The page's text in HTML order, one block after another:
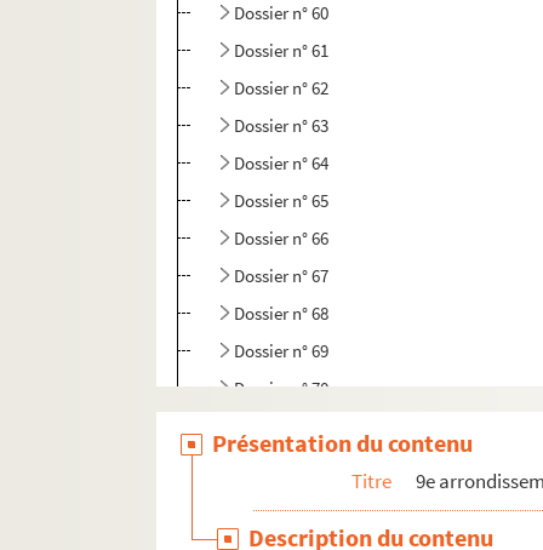
Dossier n° 60
Dossier n° 61
Dossier n° 62
Dossier n° 63
Dossier n° 64
Dossier n° 65
Dossier n° 66
Dossier n° 67
Dossier n° 68
Dossier n° 69
Dossier n° 70
Dossier n° 75
Présentation du contenu
Titre 9e
Description du contenu